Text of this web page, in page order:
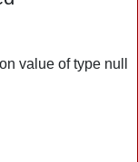
value of type null